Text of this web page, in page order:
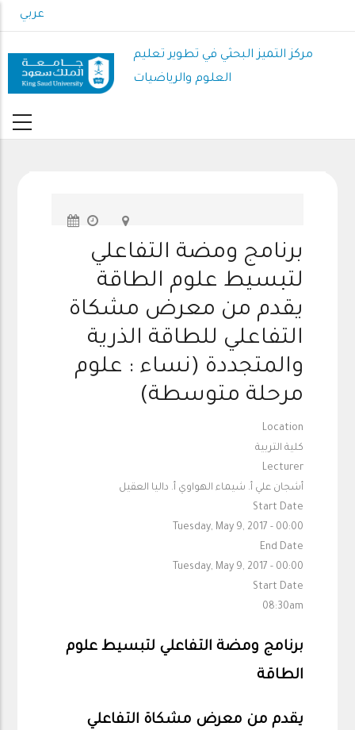
to
content
عربي
مركز التميز البحثي في تطوير تعليم
العلوم والرياضيات
برنامج ومضة التفاعلي
لتبسيط علوم الطاقة
يقدم من معرض مشكاة
التفاعلي للطاقة الذرية
والمتجددة (نساء : علوم
مرحلة متوسطة)
Location
كلية التربية
Lecturer
أشجان علي أ. شيماء الهواوي أ. داليا العقيل
Start Date
Tuesday, May 9, 2017 - 00:00
End Date
Tuesday, May 9, 2017 - 00:00
Start Date
08:30am
برنامج ومضة التفاعلي لتبسيط علوم
الطاقة
يقدم من معرض مشكاة التفاعلي